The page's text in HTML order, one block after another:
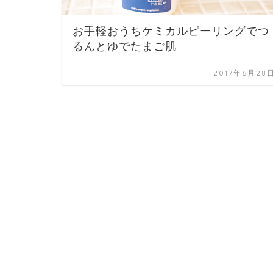
お手軽おうちケミカルピーリングでつ
るんとゆでたまご肌
2017年6月28